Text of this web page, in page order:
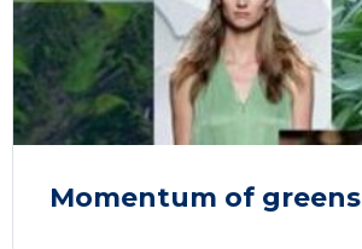
Momentum of greens